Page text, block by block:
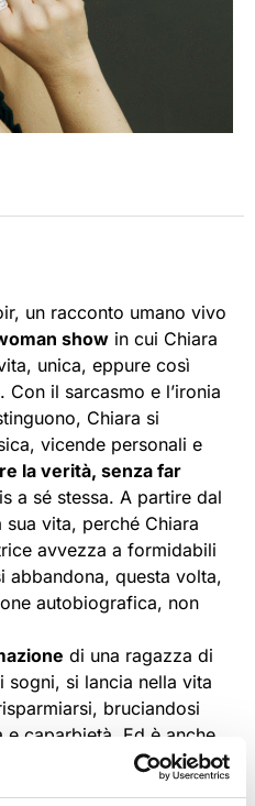
un racconto umano vivo
show in cui Chiara
unica, eppure così
il sarcasmo e l’ironia
Chiara si
vicende personali e
la verità, senza far
a sé stessa. A partire dal
vita, perché Chiara
avvezza a formidabili
abbandona, questa volta,
autobiografica, non
di una ragazza di
si lancia nella vita
bruciandosi
caparbietà. Ed è anche,
illuminante e
tirannide del denaro e